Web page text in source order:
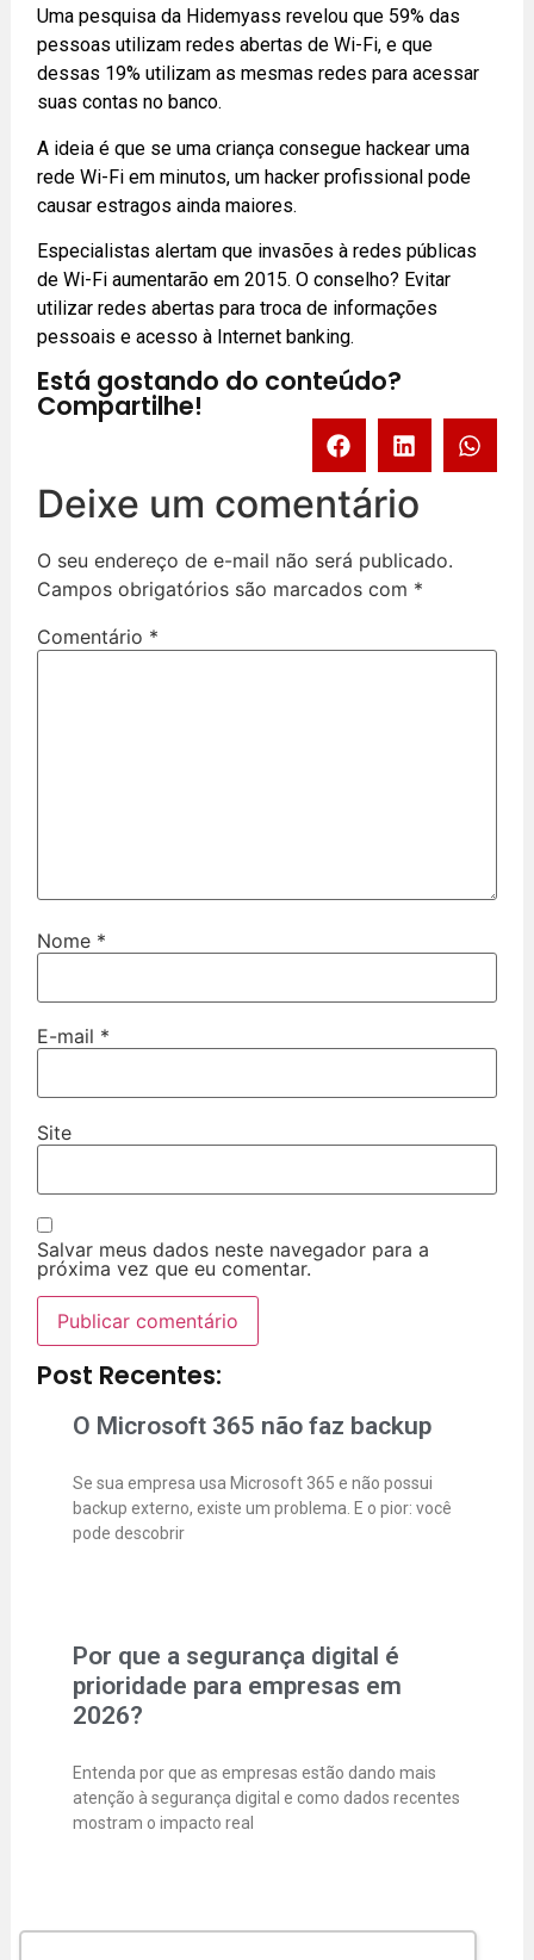
Uma pesquisa da Hidemyass revelou que 59% das
pessoas utilizam redes abertas de Wi-Fi, e que
dessas 19% utilizam as mesmas redes para acessar
suas contas no banco.
A ideia é que se uma criança consegue hackear uma
rede Wi-Fi em minutos, um hacker profissional pode
causar estragos ainda maiores.
Especialistas alertam que invasões à redes públicas
de Wi-Fi aumentarão em 2015. O conselho? Evitar
utilizar redes abertas para troca de informações
pessoais e acesso à Internet banking.
Está gostando do conteúdo?
Compartilhe!
Deixe um comentário
O seu endereço de e-mail não será publicado.
Campos obrigatórios são marcados com *
Comentário *
Nome *
E-mail *
Site
Salvar meus dados neste navegador para a
próxima vez que eu comentar.
Post Recentes:
O Microsoft 365 não faz backup
Se sua empresa usa Microsoft 365 e não possui
backup externo, existe um problema. E o pior: você
pode descobrir
Por que a segurança digital é
prioridade para empresas em
2026?
Entenda por que as empresas estão dando mais
atenção à segurança digital e como dados recentes
mostram o impacto real